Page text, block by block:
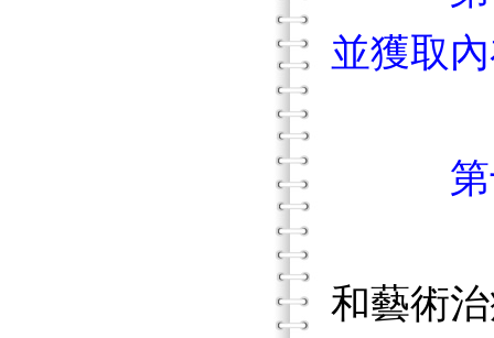
並獲取
和藝術治